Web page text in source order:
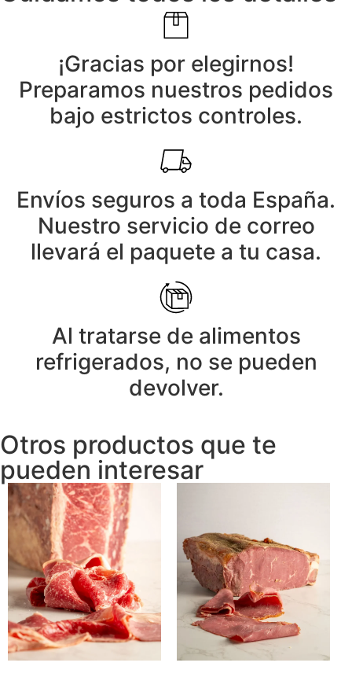
¡Gracias por elegirnos!
Preparamos nuestros pedidos
bajo estrictos controles.
Envíos seguros a toda España.
Nuestro servicio de correo
llevará el paquete a tu casa.
Al tratarse de alimentos
refrigerados, no se pueden
devolver.
Otros productos que te
pueden interesar